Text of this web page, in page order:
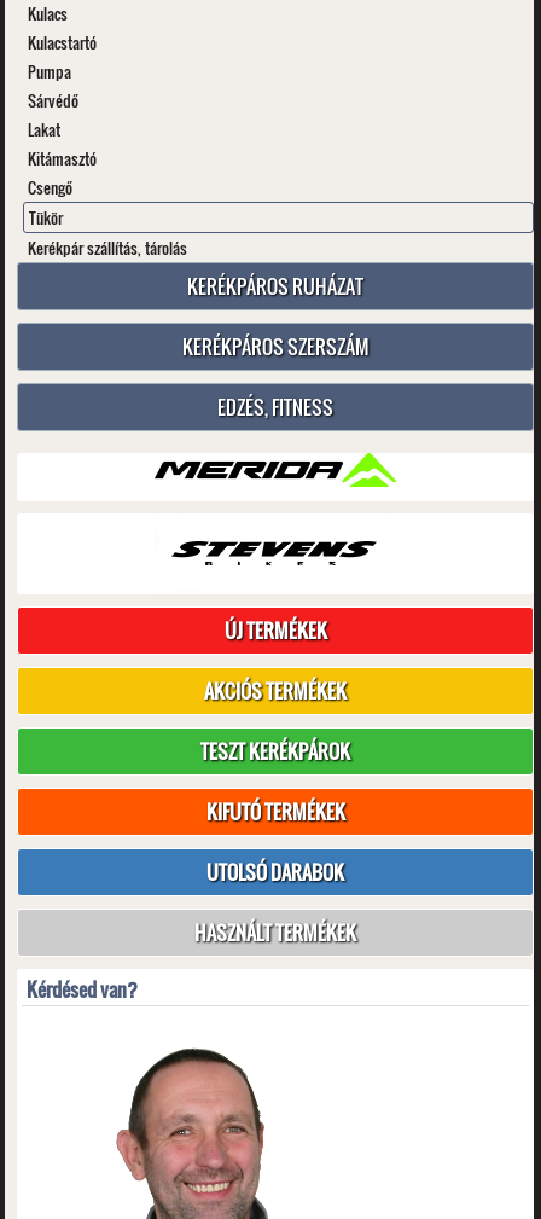
Kulacs
Kulacstartó
Pumpa
Sárvédő
Lakat
Kitámasztó
Csengő
Tükör
Kerékpár szállítás, tárolás
KERÉKPÁROS RUHÁZAT
KERÉKPÁROS SZERSZÁM
EDZÉS, FITNESS
ÚJ TERMÉKEK
AKCIÓS TERMÉKEK
TESZT KERÉKPÁROK
KIFUTÓ TERMÉKEK
UTOLSÓ DARABOK
HASZNÁLT TERMÉKEK
Kérdésed van?